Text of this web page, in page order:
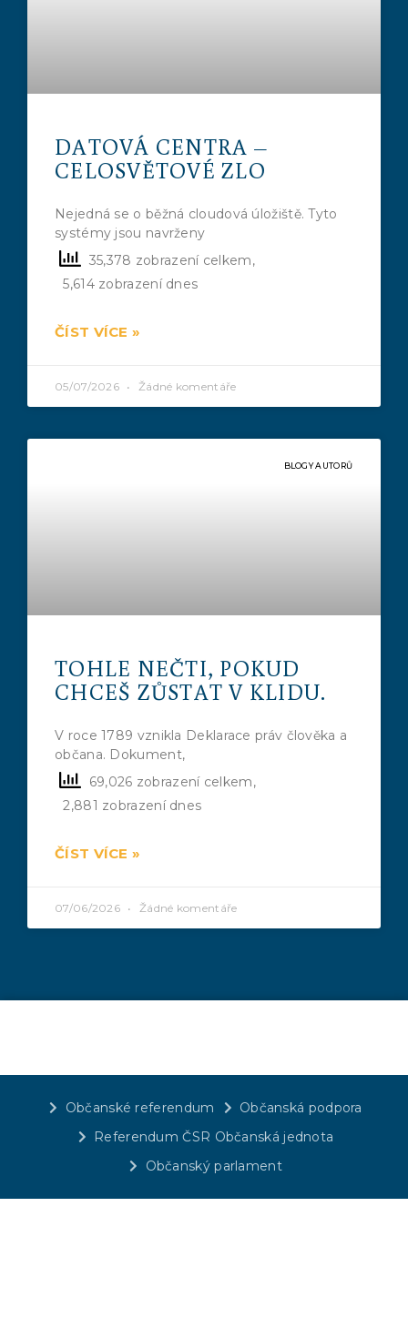
DATOVÁ CENTRA –
CELOSVĚTOVÉ ZLO
Nejedná se o běžná cloudová úložiště. Tyto
systémy jsou navrženy
35,378 zobrazení celkem,
5,614 zobrazení dnes
ČÍST VÍCE »
05/07/2026 Žádné komentáře
BLOGY AUTORŮ
TOHLE NEČTI, POKUD
CHCEŠ ZŮSTAT V KLIDU.
V roce 1789 vznikla Deklarace práv člověka a
občana. Dokument,
69,026 zobrazení celkem,
2,881 zobrazení dnes
ČÍST VÍCE »
07/06/2026 Žádné komentáře
Občanské referendum
Občanská podpora
Referendum ČSR Občanská jednota
Občanský parlament